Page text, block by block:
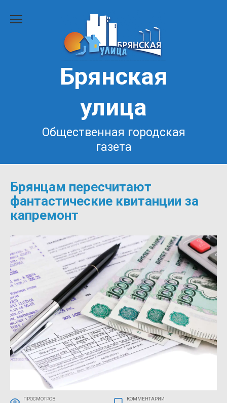
Брянская
улица
Общественная городская
газета
Брянцам пересчитают
фантастические квитанции за
капремонт
ПРОСМОТРОВ КОММЕНТАРИИ